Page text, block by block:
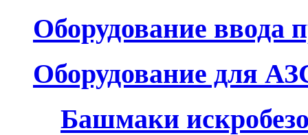
Оборудование ввода
Оборудование для
Башмаки